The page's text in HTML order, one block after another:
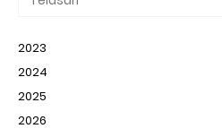
2023
2024
2025
2026